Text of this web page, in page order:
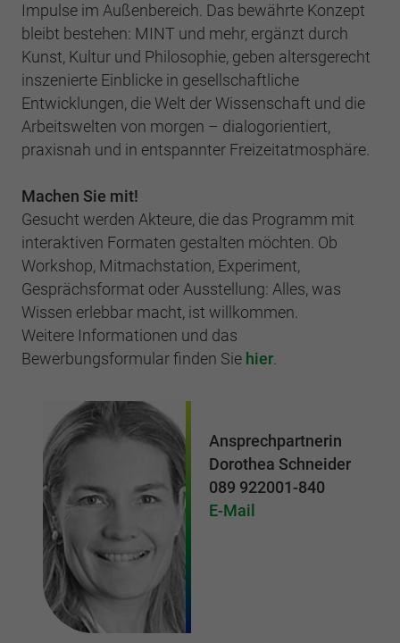
Impulse im Außenbereich. Das bewährte Konzept
bleibt bestehen: MINT und mehr, ergänzt durch
Kunst, Kultur und Philosophie, geben altersgerecht
inszenierte Einblicke in gesellschaftliche
Entwicklungen, die Welt der Wissenschaft und die
Arbeitswelten von morgen – dialogorientiert,
praxisnah und in entspannter Freizeitatmosphäre.
Machen Sie mit!
Gesucht werden Akteure, die das Programm mit
interaktiven Formaten gestalten möchten. Ob
Workshop, Mitmachstation, Experiment,
Gesprächsformat oder Ausstellung: Alles, was
Wissen erlebbar macht, ist willkommen.
Weitere Informationen und das
Bewerbungsformular finden Sie hier.
Ansprechpartnerin
Dorothea Schneider
089 922001-840
E-Mail
Anbieter BWV Verband
Laufzeit Sitzungsende
Zweck
Speicherung der Benutzer-ID bei
Anmeldung über den Webseiten-Login .
Name _gid
Anbieter Google Analytics
Laufzeit 1 Tag
Registriert eine eindeutige ID, die verwendet